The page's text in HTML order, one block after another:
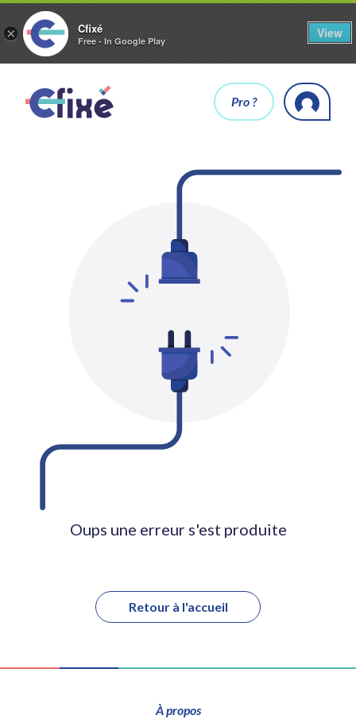
× Cfixé
Free - In Google Play
View
Pro ?
Oups une erreur s'est produite
Retour à l'accueil
À propos